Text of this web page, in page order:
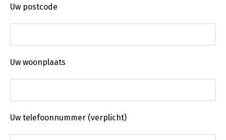
Uw postcode
Uw woonplaats
Uw telefoonnummer (verplicht)